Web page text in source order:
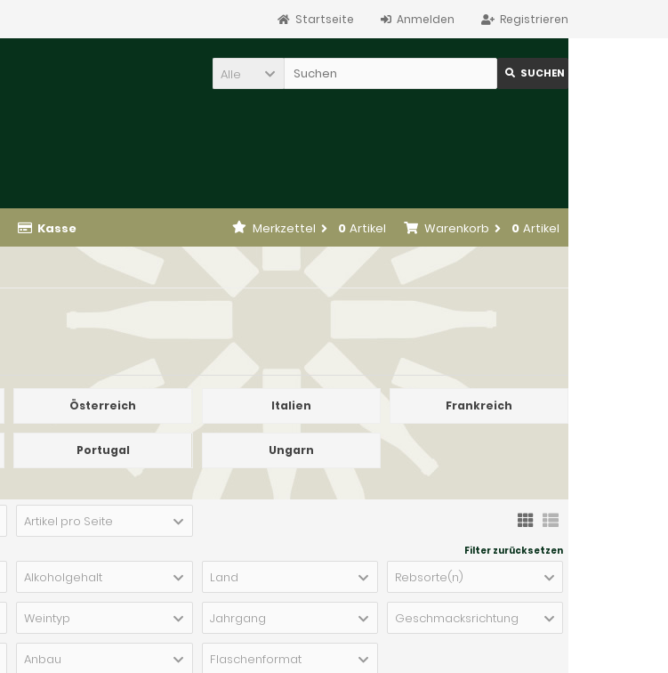
Registrieren
Anmelden
Startseite
Alle SUCHEN
Kasse Warenkorb 0 Artikel
Merkzettel 0 Artikel
Österreich Italien Frankreich
Portugal Ungarn
Artikel pro Seite
Filter zurücksetzen
Alkoholgehalt Land Rebsorte(n)
Weintyp Jahrgang Geschmacksrichtung
Anbau Flaschenformat